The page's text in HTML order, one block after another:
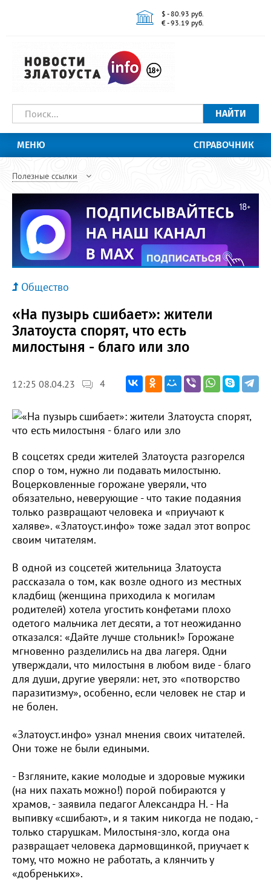
$ - 80.93 руб.
€ - 93.19 руб.
НАЙТИ
МЕНЮ СПРАВОЧНИК
Полезные ссылки
Общество
«На пузырь сшибает»: жители
Златоуста спорят, что есть
милостыня - благо или зло
12:25 08.04.23 4
В соцсетях среди жителей Златоуста разгорелся
спор о том, нужно ли подавать милостыню.
Воцерковленные горожане уверяли, что
обязательно, неверующие - что такие подаяния
только развращают человека и «приучают к
халяве». «Златоуст.инфо» тоже задал этот вопрос
своим читателям.
В одной из соцсетей жительница Златоуста
рассказала о том, как возле одного из местных
кладбищ (женщина приходила к могилам
родителей) хотела угостить конфетами плохо
одетого мальчика лет десяти, а тот неожиданно
отказался: «Дайте лучше стольник!» Горожане
мгновенно разделились на два лагеря. Одни
утверждали, что милостыня в любом виде - благо
для души, другие уверяли: нет, это «потворство
паразитизму», особенно, если человек не стар и
не болен.
«Златоуст.инфо» узнал мнения своих читателей.
Они тоже не были едиными.
- Взгляните, какие молодые и здоровые мужики
(на них пахать можно!) порой побираются у
храмов, - заявила педагог Александра Н. - На
выпивку «сшибают», и я таким никогда не подаю, -
только старушкам. Милостыня-зло, когда она
развращает человека дармовщинкой, приучает к
тому, что можно не работать, а клянчить у
«добреньких».